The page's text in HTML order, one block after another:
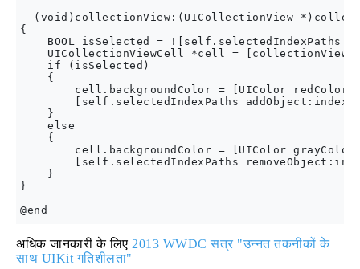
- (void)collectionView:(UICollectionView
{
BOOL isSelected = ![self.selectedIndexPaths
UICollectionViewCell *cell = [collectionView
    if (isSelected)
    {
cell.backgroundColor = [UIColor
[self.selectedIndexPaths
    }
    else
    {
cell.backgroundColor = [UIColor
[self.selectedIndexPaths
    }
}
अधिक जानकारी के लिए 2013 WWDC सत्र "उन्नत तकनीकों के
साथ UIKit गतिशीलता"